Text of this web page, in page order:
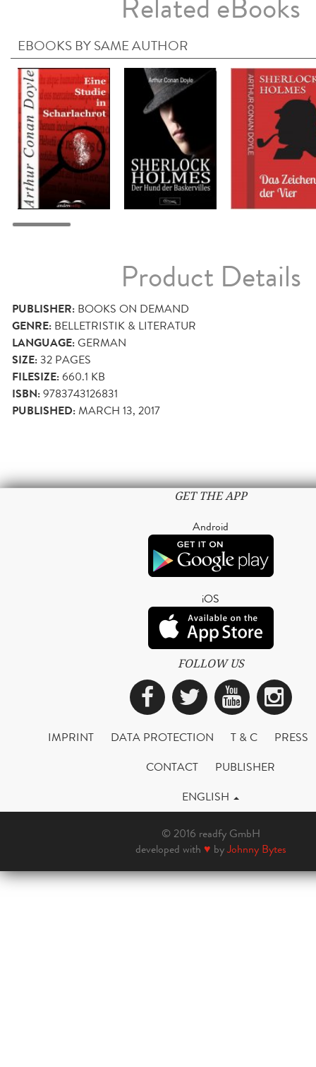
EBOOKS BY SAME AUTHOR
Product Details
PUBLISHER: BOOKS ON DEMAND
GENRE: BELLETRISTIK & LITERATUR
LANGUAGE:GERMAN
SIZE:32 PAGES
FILESIZE:660.1 KB
ISBN:9783743126831
PUBLISHED:MARCH 13, 2017
GET THE APP
Android
iOS
FOLLOW US
Facebook
Twitter
IMPRINT DATA PROTECTION T & C
PRESS
CONTACT
PUBLISHER
ENGLISH
© 2016 readfy GmbH
developed with ♥ byJohnny Bytes